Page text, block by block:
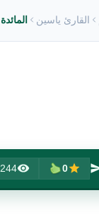
القارئ ياسين المائدة
0
244